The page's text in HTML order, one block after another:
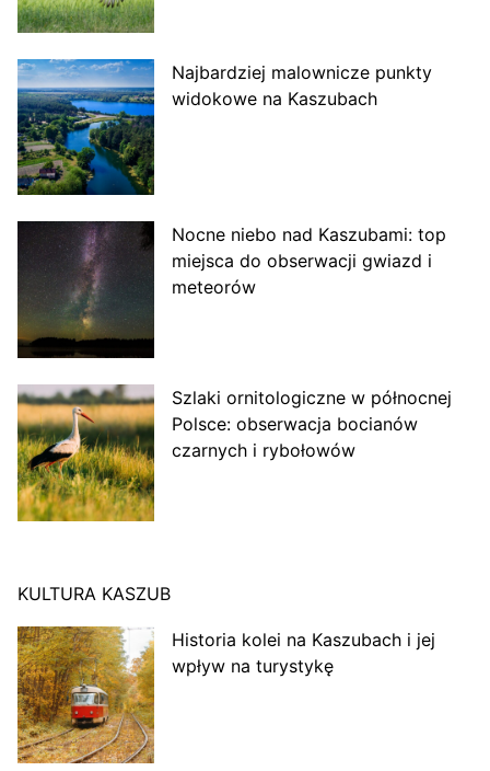
Najbardziej malownicze punkty
widokowe na Kaszubach
Nocne niebo nad Kaszubami: top
miejsca do obserwacji gwiazd i
meteorów
Szlaki ornitologiczne w północnej
Polsce: obserwacja bocianów
czarnych i rybołowów
KULTURA KASZUB
Historia kolei na Kaszubach i jej
wpływ na turystykę